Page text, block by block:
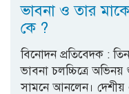
ভাবনা ও তার
কে ?
বিনোদন প্রতিবেদক :
ভাবনা চলচ্চিত্রে
সামনে আনলেন। দেশীয়